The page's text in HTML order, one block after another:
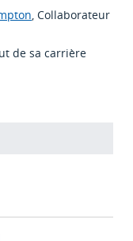
, Collaborateur
de sa carrière